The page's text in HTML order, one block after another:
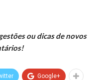
ou dicas de novos
Google+